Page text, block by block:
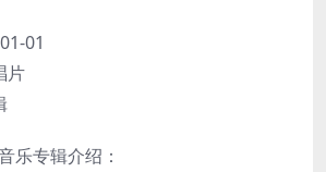
01
片
乐专辑介绍：